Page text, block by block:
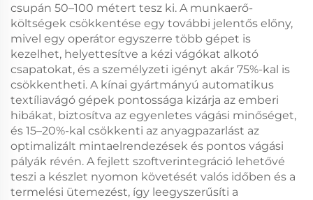
csupán 50–100 métert tesz ki. A munkaerő-
költségek csökkentése egy további jelentős előny,
mivel egy operátor egyszerre több gépet is
kezelhet, helyettesítve a kézi vágókat alkotó
csapatokat, és a személyzeti igényt akár 75%-kal is
csökkentheti. A kínai gyártmányú automatikus
textíliavágó gépek pontossága kizárja az emberi
hibákat, biztosítva az egyenletes vágási minőséget,
és 15–20%-kal csökkenti az anyagpazarlást az
optimalizált mintaelrendezések és pontos vágási
pályák révén. A fejlett szoftverintegráció lehetővé
teszi a készlet nyomon követését valós időben és a
termelési ütemezést, így leegyszerűsíti a